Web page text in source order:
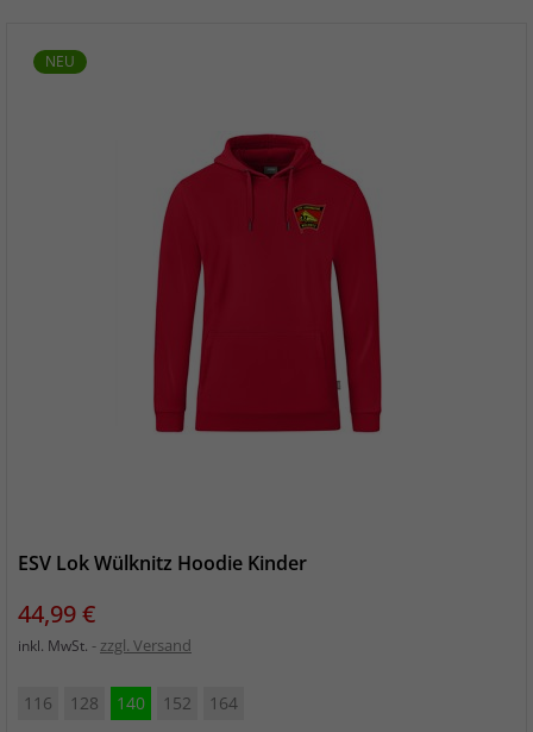
ESV Lok Wülknitz Hoodie Kinder
Preis
44,99 €
inkl. MwSt. zzgl. Versand
116 128 140 152 164
NEU